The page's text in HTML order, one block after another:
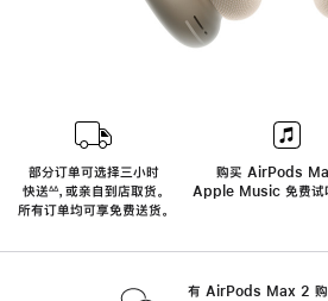
部分订单可选择三小时
快送
${translate.store.a11y.footnote}
∆∆， 或亲自到店取货。
所有订单均可享免费送货。
购买 AirPods
Apple Music 免费试
有 AirPods Max 2 购